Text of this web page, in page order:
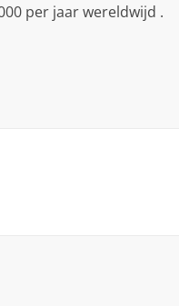
per jaar wereldwijd .